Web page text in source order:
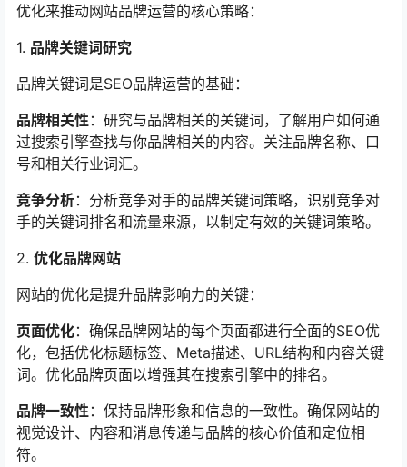
优化来推动网站品牌运营的核心策略：
1. 品牌关键词研究
品牌关键词是SEO品牌运营的基础：
品牌相关性：研究与品牌相关的关键词，了解用户如何通
过搜索引擎查找与你品牌相关的内容。关注品牌名称、口
号和相关行业词汇。
竞争分析：分析竞争对手的品牌关键词策略，识别竞争对
手的关键词排名和流量来源，以制定有效的关键词策略。
2. 优化品牌网站
网站的优化是提升品牌影响力的关键：
页面优化：确保品牌网站的每个页面都进行全面的SEO优
化，包括优化标题标签、Meta描述、URL结构和内容关键
词。优化品牌页面以增强其在搜索引擎中的排名。
品牌一致性：保持品牌形象和信息的一致性。确保网站的
视觉设计、内容和消息传递与品牌的核心价值和定位相
符。